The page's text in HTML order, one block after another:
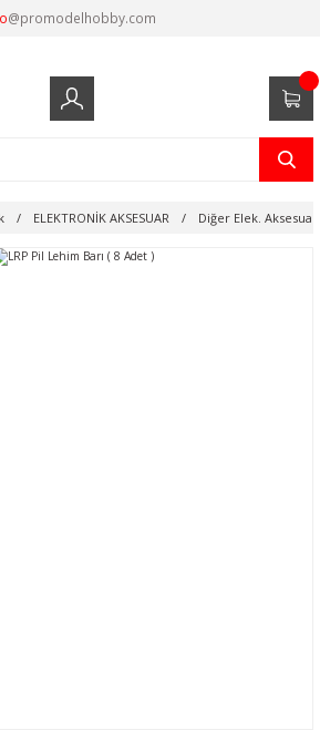
@promodelhobby.com
ELEKTRONİK AKSESUAR Diğer Elek.